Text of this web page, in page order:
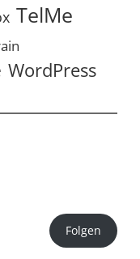
TelMe
WordPress
Folgen